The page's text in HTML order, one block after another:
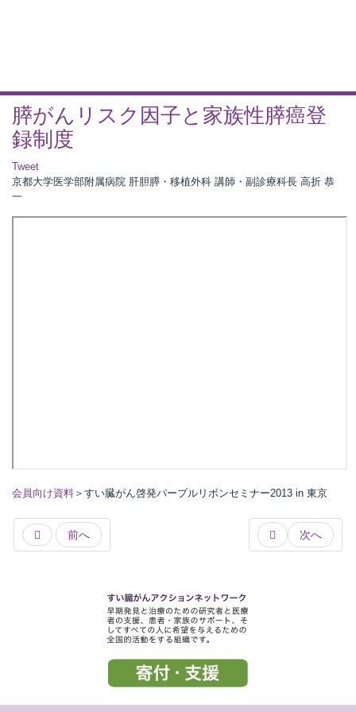
膵がんリスク因子と家族性膵癌登
録制度
Tweet
京都大学医学部附属病院 肝胆膵・移植外科 講師・副診療科長 高折 恭
一
会員向け資料 ＞すい臓がん啓発パープルリボンセミナー2013 in 東京
前へ 次へ